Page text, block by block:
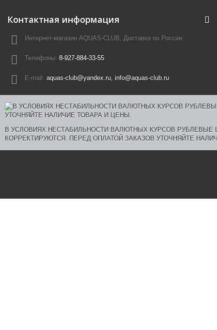
Контактная информация
Интернет-магазин AQUAS-CLUB, Доставка по России
Телефоны: 8-927-884-33-55
E-mail: aquas-club@yandex.ru, info@aquas-club.ru
В УСЛОВИЯХ НЕСТАБИЛЬНОСТИ ВАЛЮТНЫХ КУРСОВ
КОРРЕКТИРУЮТСЯ. ПЕРЕД ОПЛАТОЙ ЗАКАЗОВ УТОЧНЯЙТЕ